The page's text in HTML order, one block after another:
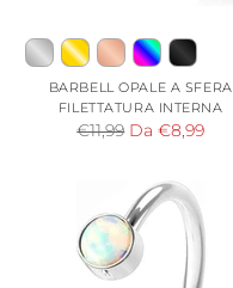
BARBELL OPALE A SFERA
FILETTATURA INTERNA
Prezzo
€11,99 Da €8,99